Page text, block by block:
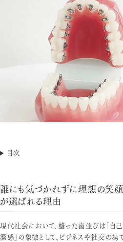
目次
誰にも気づかれずに理想の笑
が選ばれる理由
現代社会において、整った歯並びは「自
潔感」の象徴として、ビジネスや社交の